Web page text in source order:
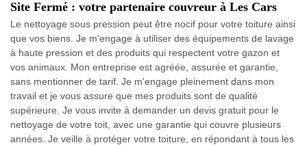
Site Fermé : votre partenaire couvreur à Les Cars
Le nettoyage sous pression peut être nocif pour votre toiture ainsi
que vos biens. Je m'engage à utiliser des équipements de lavage
à haute pression et des produits qui respectent votre gazon et
vos animaux. Mon entreprise est agréée, assurée et garantie,
sans mentionner de tarif. Je m'engage pleinement dans mon
travail et je vous assure que mes produits sont de qualité
supérieure. Je vous invite à demander un devis gratuit pour le
nettoyage de votre toit, avec une garantie qui couvre plusieurs
années. Je veille à protéger votre toiture, en répondant à tous les